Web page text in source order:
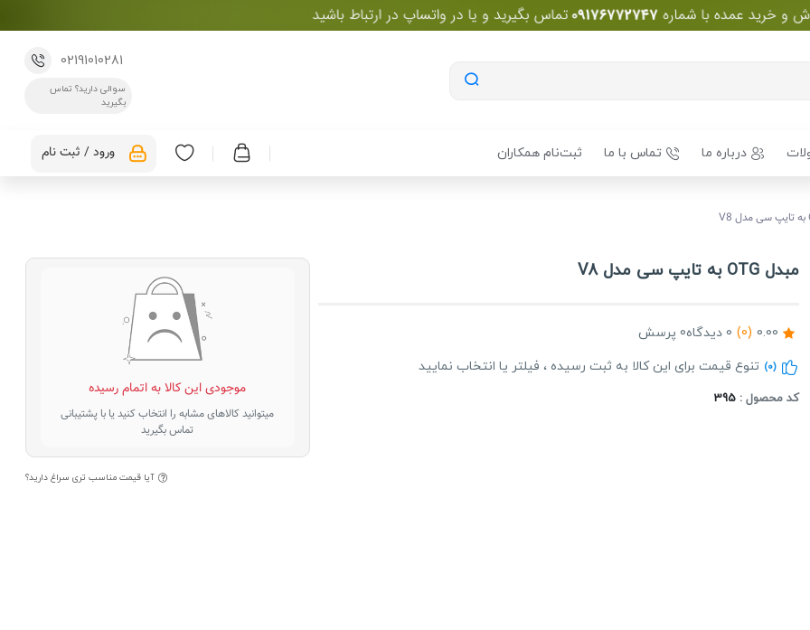
02191010281
سوالی دارید؟ تماس
بگیرید
درباره ما تماس با ما ثبت‌نام همکاران ورود / ثبت نام
مبدل OTG به تایپ سی مدل V8
0.00
(0) 0 دیدگاه 0 پرسش
(0) تنوع قیمت برای این کالا به ثبت رسیده ، فیلتر یا انتخاب نمایید
کد محصول :395
موجودی این کالا به اتمام رسیده
میتوانید کالاهای مشابه را انتخاب کنید یا با پشتیبانی
تماس بگیرید
آیا قیمت مناسب تری سراغ دارید؟